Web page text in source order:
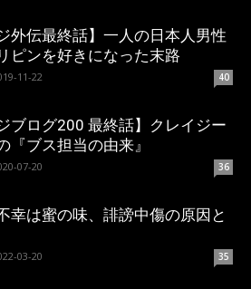
外伝最終話】一人の日本人男性
ピンを好きになった末路
11-22 40
ブログ200 最終話】クレイジー
『ブス担当の由来』
07-20 36
幸は蜜の味、誹謗中傷の原因と
03-20 35